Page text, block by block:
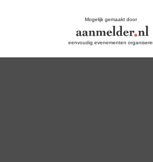
Mogelijk gemaakt door
eenvoudig evenementen